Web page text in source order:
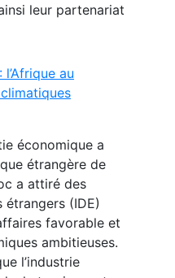
leur partenariat
l’Afrique au
économique a
étrangère de
a attiré des
(IDE)
favorable et
ambitieuses.
l’industrie